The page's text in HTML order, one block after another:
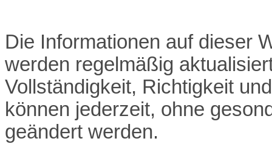
Die Informationen auf dieser
werden regelmäßig
Vollständigkeit, Richtigkeit
können jederzeit, ohne
geändert werden.